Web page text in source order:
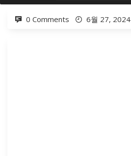
0 Comments 6월 27, 2024